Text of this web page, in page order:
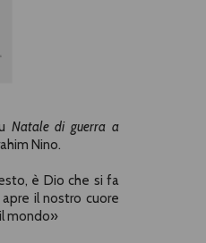
Natale di guerra a
Nino.
è Dio che si fa
il nostro cuore
mondo»